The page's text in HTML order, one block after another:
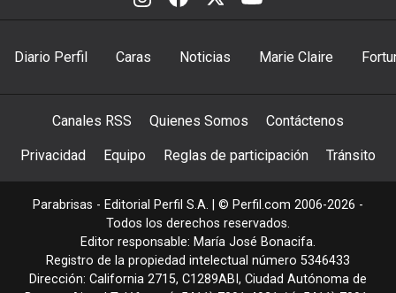
Diario Perfil Caras Noticias Marie Claire
Canales RSS Quienes Somos Contáctenos
Privacidad Equipo Reglas de participación Tránsito
Parabrisas - Editorial Perfil S.A. | © Perfil.com 2006-2026 -
Todos los derechos reservados.
Editor responsable: María José Bonacifa.
Registro de la propiedad intelectual número 5346433
Dirección: California 2715, C1289ABI , Ciudad Autónoma de